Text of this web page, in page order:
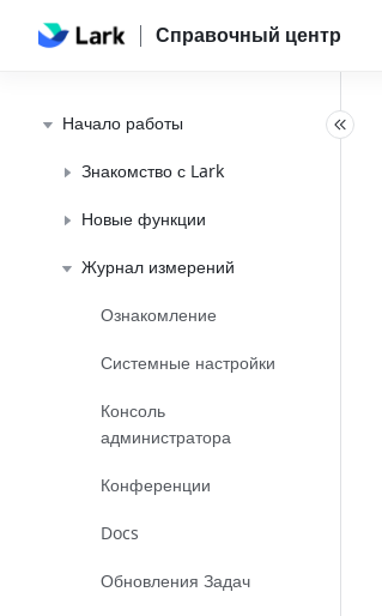
Справочный центр
Начало работы
Знакомство с Lark
Новые функции
Журнал измерений
Ознакомление
Системные настройки
Консоль
администратора
Конференции
Docs
Обновления Задач